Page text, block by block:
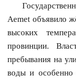
Aemet объявило
высоких
провинции.
пребывания на
воды и особенно